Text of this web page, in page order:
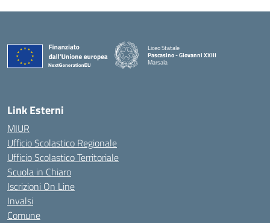
Liceo Statale
Pascasino - Giovanni XXIII
Marsala
Link Esterni
MIUR
Ufficio Scolastico Regionale
Ufficio Scolastico Territoriale
Scuola in Chiaro
Iscrizioni On Line
Invalsi
Comune